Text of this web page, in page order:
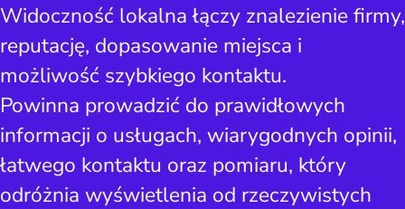
Widoczność lokalna łączy znalezienie firmy,
reputację, dopasowanie miejsca i
możliwość szybkiego kontaktu.
Powinna prowadzić do prawidłowych
informacji o usługach, wiarygodnych opinii,
łatwego kontaktu oraz pomiaru, który
odróżnia wyświetlenia od rzeczywistych